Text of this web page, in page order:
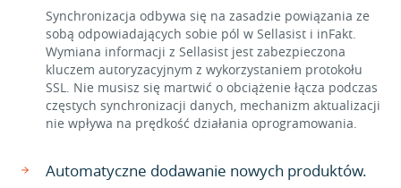
Synchronizacja odbywa się na zasadzie powiązania ze
sobą odpowiadających sobie pól w Sellasist i inFakt.
Wymiana informacji z Sellasist jest zabezpieczona
kluczem autoryzacyjnym z wykorzystaniem protokołu
SSL. Nie musisz się martwić o obciążenie łącza podczas
częstych synchronizacji danych, mechanizm aktualizacji
nie wpływa na prędkość działania oprogramowania.
Automatyczne dodawanie nowych produktów.